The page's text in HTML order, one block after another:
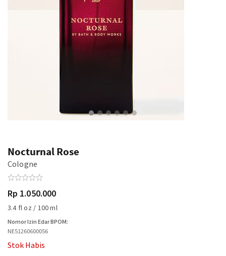
Nocturnal Rose
Cologne
Rp 1.050.000
3.4 fl oz / 100 ml
Nomor Izin Edar BPOM:
NE51260600056
Stok Habis